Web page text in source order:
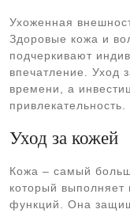
Ухоженная
Здоровые кожа и
подчеркивают
впечатление. Уход
времени, а
привлекательность.
Уход за кожей
Кожа – самый
который
функций. Она